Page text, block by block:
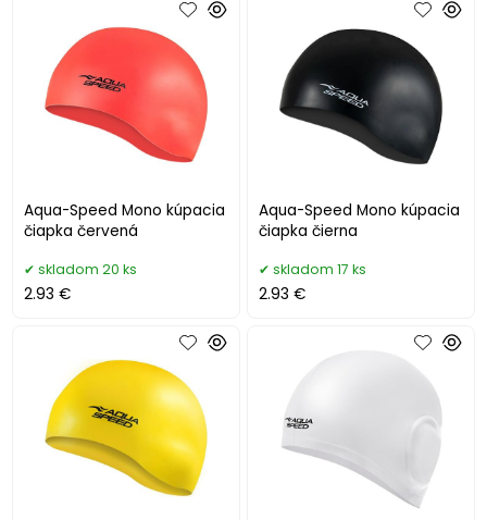
Aqua-Speed Mono kúpacia
čiapka červená
skladom 20 ks
2.93 €
Aqua-Speed Mono kúpacia
čiapka čierna
skladom 17 ks
2.93 €